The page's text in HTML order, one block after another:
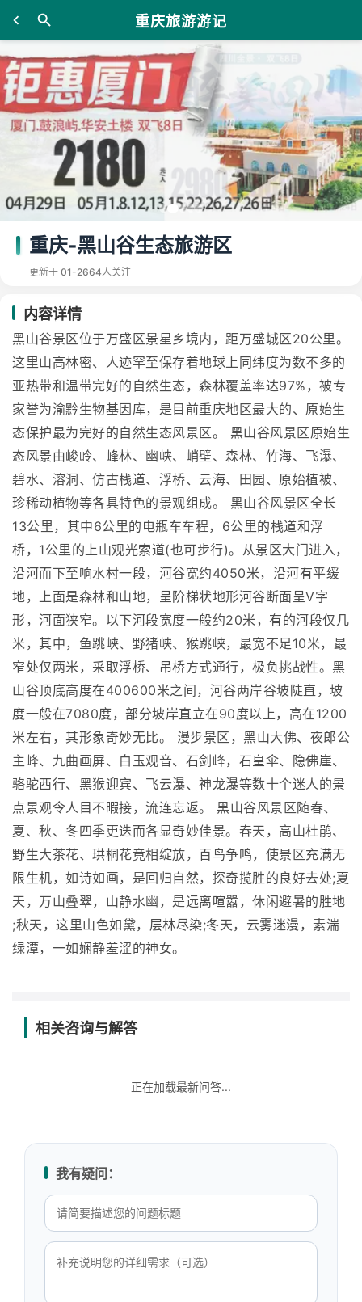
重庆旅游游记
重庆-黑山谷生态旅游区
更新于 01-2664人关注
内容详情
黑山谷景区位于万盛区景星乡境内，距万盛城区20公里。
这里山高林密、人迹罕至保存着地球上同纬度为数不多的
亚热带和温带完好的自然生态，森林覆盖率达97%，被专
家誉为渝黔生物基因库，是目前重庆地区最大的、原始生
态保护最为完好的自然生态风景区。 黑山谷风景区原始生
态风景由峻岭、峰林、幽峡、峭壁、森林、竹海、飞瀑、
碧水、溶洞、仿古栈道、浮桥、云海、田园、原始植被、
珍稀动植物等各具特色的景观组成。 黑山谷风景区全长
13公里，其中6公里的电瓶车车程，6公里的栈道和浮
桥，1公里的上山观光索道(也可步行)。从景区大门进入，
沿河而下至响水村一段，河谷宽约4050米，沿河有平缓
地，上面是森林和山地，呈阶梯状地形河谷断面呈V字
形，河面狭窄。以下河段宽度一般约20米，有的河段仅几
米，其中，鱼跳峡、野猪峡、猴跳峡，最宽不足10米，最
窄处仅两米，采取浮桥、吊桥方式通行，极负挑战性。黑
山谷顶底高度在400600米之间，河谷两岸谷坡陡直，坡
度一般在7080度，部分坡岸直立在90度以上，高在1200
米左右，其形象奇妙无比。 漫步景区，黑山大佛、夜郎公
主峰、九曲画屏、白玉观音、石剑峰，石皇伞、隐佛崖、
骆驼西行、黑猴迎宾、飞云瀑、神龙瀑等数十个迷人的景
点景观令人目不暇接，流连忘返。 黑山谷风景区随春、
夏、秋、冬四季更迭而各显奇妙佳景。春天，高山杜鹃、
野生大茶花、珙桐花竟相绽放，百鸟争鸣，使景区充满无
限生机，如诗如画，是回归自然，探奇揽胜的良好去处;夏
天，万山叠翠，山静水幽，是远离喧嚣，休闲避暑的胜地
;秋天，这里山色如黛，层林尽染;冬天，云雾迷漫，素湍
绿潭，一如娴静羞涩的神女。
相关咨询与解答
正在加载最新问答...
我有疑问：